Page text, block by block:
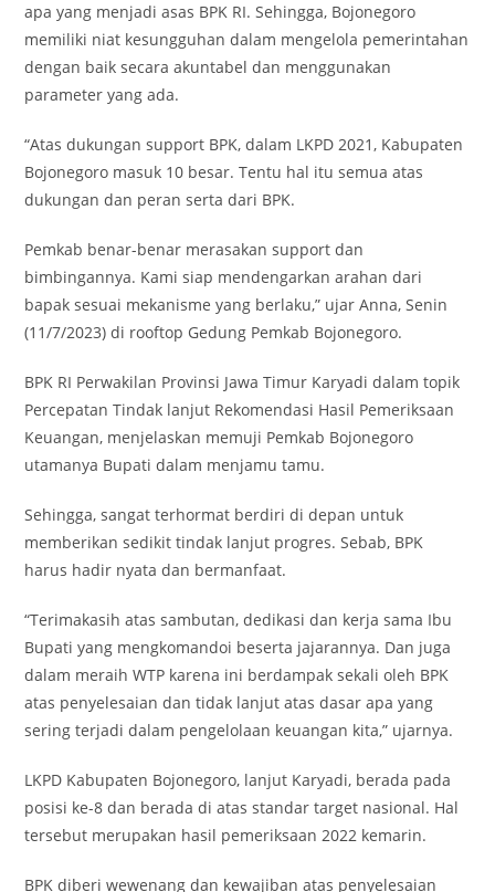
apa yang menjadi asas BPK RI. Sehingga, Bojonegoro
memiliki niat kesungguhan dalam mengelola pemerintahan
dengan baik secara akuntabel dan menggunakan
parameter yang ada.
“Atas dukungan support BPK, dalam LKPD 2021, Kabupaten
Bojonegoro masuk 10 besar. Tentu hal itu semua atas
dukungan dan peran serta dari BPK.
Pemkab benar-benar merasakan support dan
bimbingannya. Kami siap mendengarkan arahan dari
bapak sesuai mekanisme yang berlaku,” ujar Anna, Senin
(11/7/2023) di rooftop Gedung Pemkab Bojonegoro.
BPK RI Perwakilan Provinsi Jawa Timur Karyadi dalam topik
Percepatan Tindak lanjut Rekomendasi Hasil Pemeriksaan
Keuangan, menjelaskan memuji Pemkab Bojonegoro
utamanya Bupati dalam menjamu tamu.
Sehingga, sangat terhormat berdiri di depan untuk
memberikan sedikit tindak lanjut progres. Sebab, BPK
harus hadir nyata dan bermanfaat.
“Terimakasih atas sambutan, dedikasi dan kerja sama Ibu
Bupati yang mengkomandoi beserta jajarannya. Dan juga
dalam meraih WTP karena ini berdampak sekali oleh BPK
atas penyelesaian dan tidak lanjut atas dasar apa yang
sering terjadi dalam pengelolaan keuangan kita,” ujarnya.
LKPD Kabupaten Bojonegoro, lanjut Karyadi, berada pada
posisi ke-8 dan berada di atas standar target nasional. Hal
tersebut merupakan hasil pemeriksaan 2022 kemarin.
BPK diberi wewenang dan kewajiban atas penyelesaian